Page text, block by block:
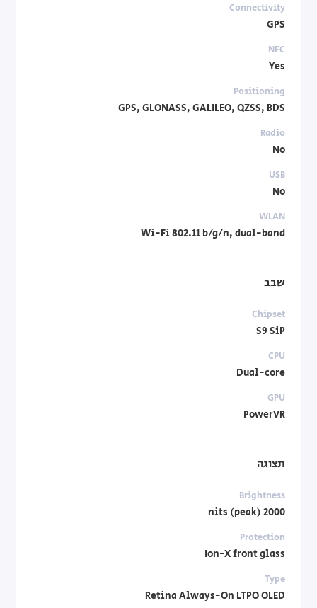
Connectivity
GPS
NFC
Yes
Positioning
GPS, GLONASS, GALILEO, QZSS, BDS
Radio
No
USB
No
WLAN
Wi-Fi 802.11 b/g/n, dual-band
שבב
Chipset
S9 SiP
CPU
Dual-core
GPU
PowerVR
תצוגה
Brightness
2000 nits (peak)
Protection
Ion-X front glass
Type
Retina Always-On LTPO OLED